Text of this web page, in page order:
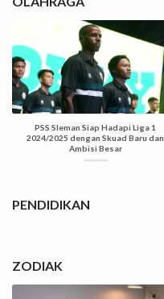
PSS Sleman Siap Hadapi Liga 1
2024/2025 dengan Skuad Baru dan
Ambisi Besar
PENDIDIKAN
ZODIAK